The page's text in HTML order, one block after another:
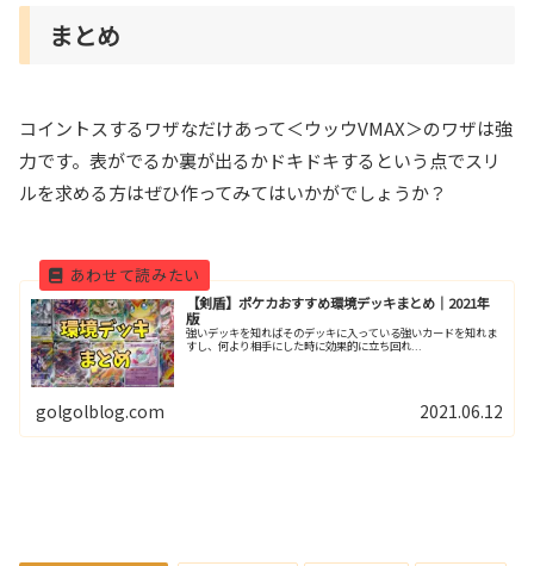
まとめ
コイントスするワザなだけあって＜ウッウVMAX＞のワザは強
力です。表がでるか裏が出るかドキドキするという点でスリ
ルを求める方はぜひ作ってみてはいかがでしょうか？
【剣盾】ポケカおすすめ環境デッキまとめ｜2021年
版
強いデッキを知ればそのデッキに入っている強いカードを知れま
すし、何より相手にした時に効果的に立ち回れ...
golgolblog.com 2021.06.12